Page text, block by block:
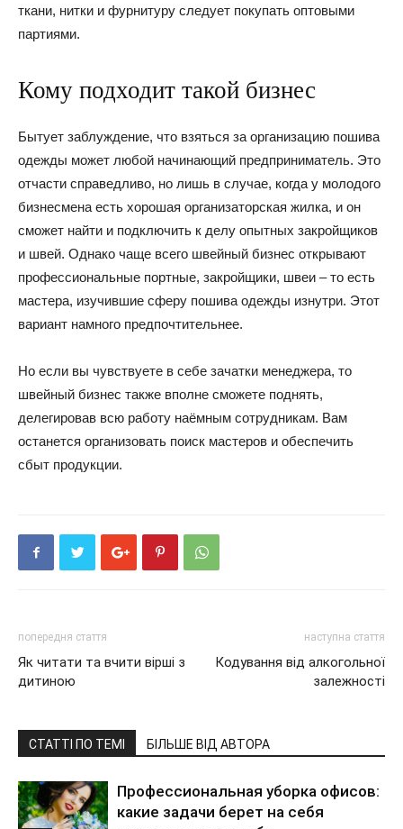
ткани, нитки и фурнитуру следует покупать оптовыми
партиями.
Кому подходит такой бизнес
Бытует заблуждение, что взяться за организацию пошива
одежды может любой начинающий предприниматель. Это
отчасти справедливо, но лишь в случае, когда у молодого
бизнесмена есть хорошая организаторская жилка, и он
сможет найти и подключить к делу опытных закройщиков
и швей. Однако чаще всего швейный бизнес открывают
профессиональные портные, закройщики, швеи – то есть
мастера, изучившие сферу пошива одежды изнутри. Этот
вариант намного предпочтительнее.
Но если вы чувствуете в себе зачатки менеджера, то
швейный бизнес также вполне сможете поднять,
делегировав всю работу наёмным сотрудникам. Вам
останется организовать поиск мастеров и обеспечить
сбыт продукции.
попередня стаття
Як читати та вчити вірші з
дитиною
наступна стаття
Кодування від алкогольної
залежності
СТАТТІ ПО ТЕМІ БІЛЬШЕ ВІД АВТОРА
Профессиональная уборка офисов:
какие задачи берет на себя